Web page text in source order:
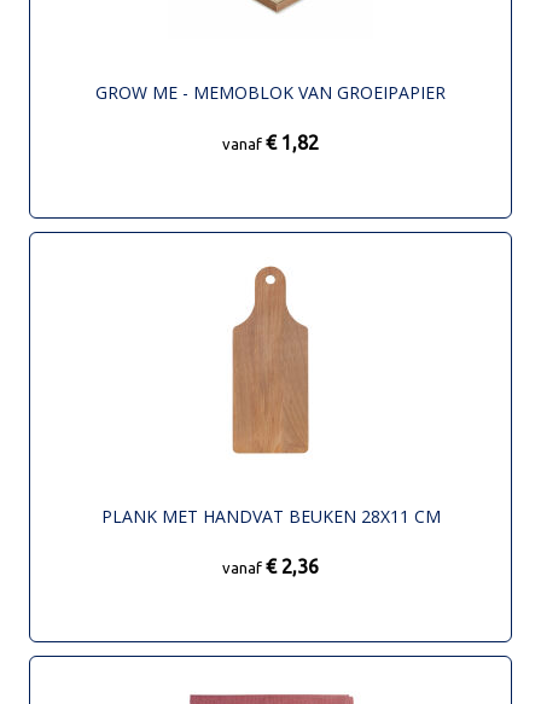
GROW ME - MEMOBLOK VAN GROEIPAPIER
vanaf € 1,82
PLANK MET HANDVAT BEUKEN 28X11 CM
vanaf € 2,36